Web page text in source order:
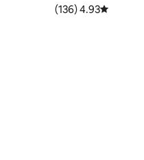
דירוג ממוצע של 4.93 מתוך 5, 136 ביקורות
4.93 (136)